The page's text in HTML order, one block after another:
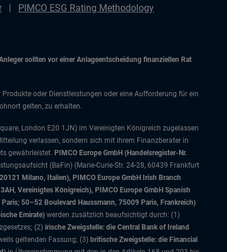
PIMCO ESG Rating Methodology
sollten vor einer Anlageentscheidung finanziellen Rat
oder Dienstleistungen oder eine Aufforderung für ein
gelten, zu erhalten.
London E20 1JN) im Vereinigten Königreich zugelassen
verlassen, sondern sich mit ihrem Finanzberater in
gewährleistet. PIMCO Europe GmbH (Handelsregister-Nr.
(BaFin) (Marie-Curie-Str. 24-28, 60439 Frankfurt
Milano, Italien), PIMCO Europe GmbH Irish Branch
Vereinigtes Königreich), PIMCO Europe GmbH Spanish
50–52 Boulevard Haussmann, 75009 Paris, Frankreich)
Emirate) werden zusätzlich beaufsichtigt durch: (1)
(2) irische Zweigstelle: die Central Bank of Ireland
geltenden Fassung; (3) britische Zweigstelle: die Financial